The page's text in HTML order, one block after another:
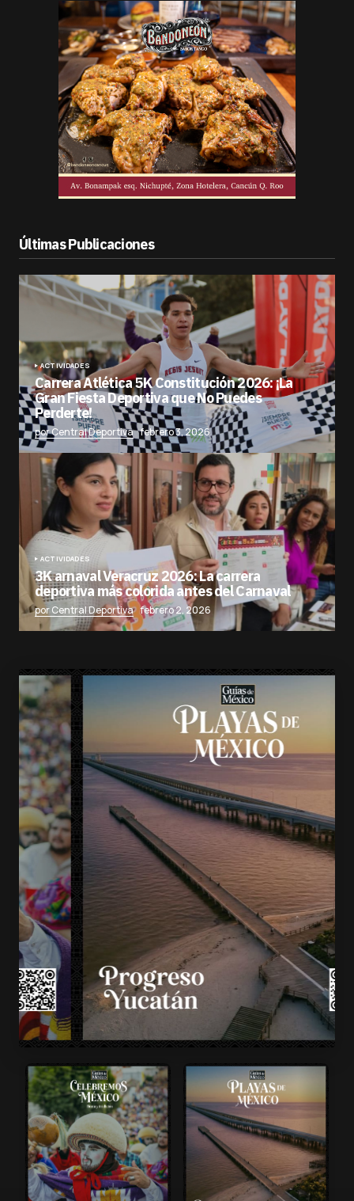
Últimas Publicaciones
ACTIVIDADES
Carrera Atlética 5K Constitución 2026: ¡La
Gran Fiesta Deportiva que No Puedes
Perderte!
por Central Deportiva febrero 3, 2026
ACTIVIDADES
3K arnaval Veracruz 2026: La carrera
deportiva más colorida antes del Carnaval
por Central Deportiva febrero 2, 2026